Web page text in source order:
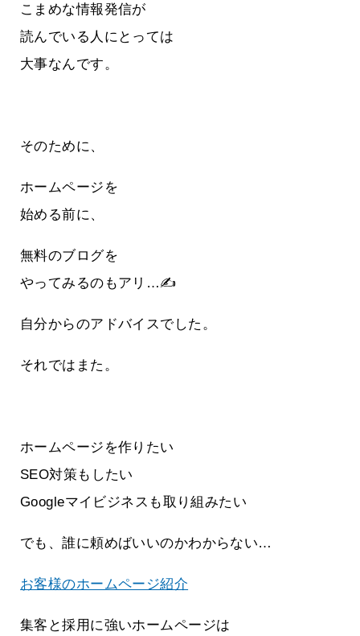
こまめな情報発信が
読んでいる人にとっては
大事なんです。
そのために、
ホームページを
始める前に、
無料のブログを
やってみるのもアリ…✍
自分からのアドバイスでした。
それではまた。
ホームページを作りたい
SEO対策もしたい
Googleマイビジネスも取り組みたい
でも、誰に頼めばいいのかわからない…
お客様のホームページ紹介
集客と採用に強いホームページは